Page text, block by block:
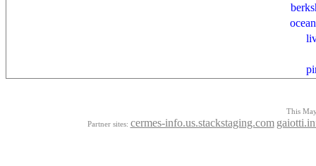
This
Partner sites: cermes-info.us.stackstaging.com